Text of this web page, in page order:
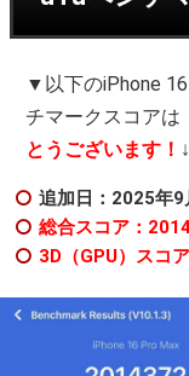
▼以下のiPhone
チマークスコアは
とうございます！ ↓
追加日：2025年9
総合スコア：
3D（GPU）スコ